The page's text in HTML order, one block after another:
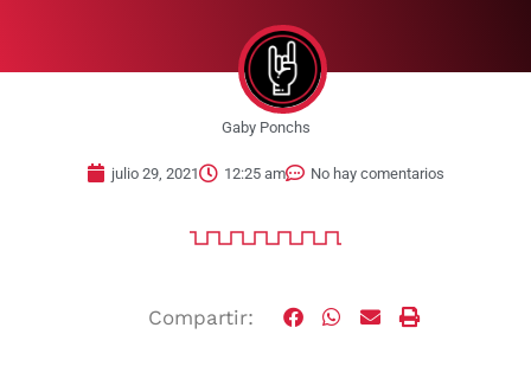
Gaby Ponchs
julio 29, 2021 12:25 am No hay comentarios
Compartir: